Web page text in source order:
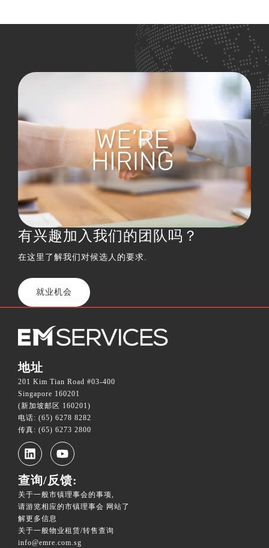
有兴趣加入我们的团队吗？
在这里了解我们对候选人的要求.
就业机会
地址
201 Kim Tian Road #03-400
Singapore 160201
(新加坡邮区 160201)
电话: (65) 6278 8282
传真: (65) 6273 2800
查询/反馈:
关于一般市镇理事会的事项,
请游览相应的市镇理事会 网站了
解更多信息
关于一般物业租赁/转售查询
info@emre.com.sg